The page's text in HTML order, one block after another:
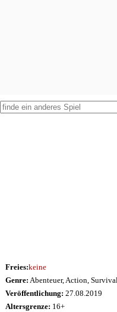
Freies:keine
Genre: Abenteuer, Action,
Veröffentlichung: 27.08.2019
Altersgrenze: 16+